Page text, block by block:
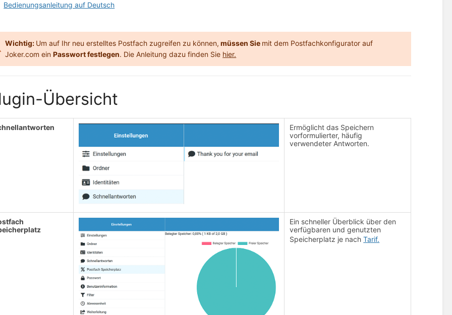
Bedienungsanleitung auf Deutsch
Wichtig: Um auf Ihr neu erstelltes Postfach zugreifen zu können, müssen Sie mit dem Postfachkonfigurator auf
Joker.com einPasswort festlegen. Die Anleitung dazu finden Sie hier.
Übersicht
Ermöglicht das Speichern
vorformulierter, häufig
verwendeter Antworten.
Ein schneller Überblick über den
verfügbaren und genutzten
Speicherplatz je nachTarif.